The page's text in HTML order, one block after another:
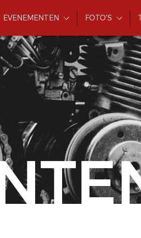
EVENEMENTEN FOTO'S